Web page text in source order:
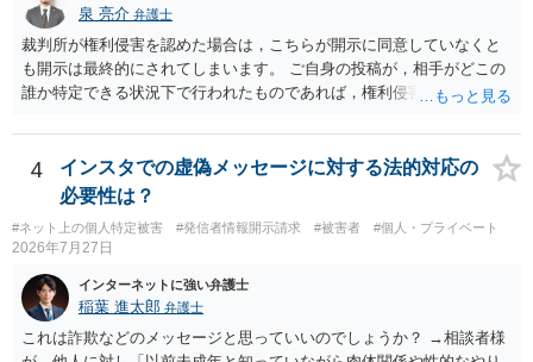
泉 亮介 弁護士
裁判所が権利侵害を認めた場合は，こちらが開示に同意していなくと
も開示は最終的にされてしまいます。 ご自身の投稿が，相手がどこの
誰か特定できる状況下で行われたものであれば，権利侵害性が認めら
いても，アカウントを特定したうえで，ネットストーカーとして晒し
たのであれば，かかる行為に権利侵害性が認められる可能性はあるで
しょう。
4
インスタでの虚偽メッセージに対する法的対応の
必要性は？
#ネット上の個人特定被害 #発信者情報開示請求 #被害者 #個人・プライベート
2026年7月27日
インターネットに強い弁護士
稲葉 進太郎 弁護士
これは詐欺などのメッセージと思っていいのでしょうか？ →相談者様